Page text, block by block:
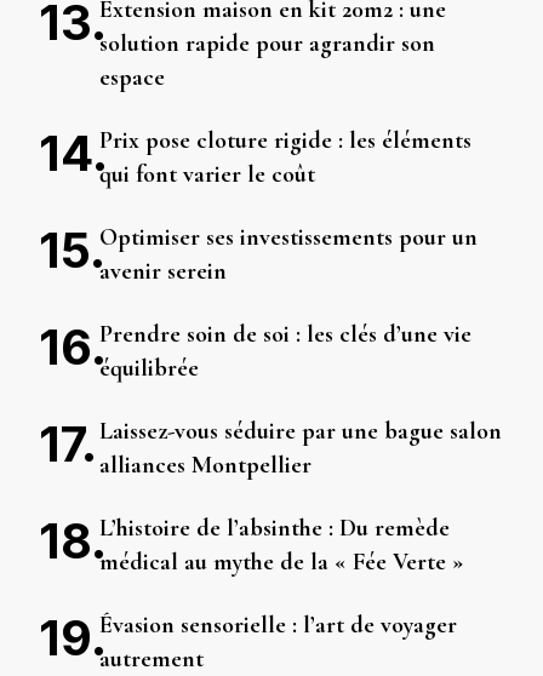
Extension maison en kit 20m2 : une
solution rapide pour agrandir son
espace
Prix pose cloture rigide : les éléments
qui font varier le coût
Optimiser ses investissements pour un
avenir serein
Prendre soin de soi : les clés d’une vie
équilibrée
Laissez-vous séduire par une bague salon
alliances Montpellier
L’histoire de l’absinthe : Du remède
médical au mythe de la « Fée Verte »
Évasion sensorielle : l’art de voyager
autrement